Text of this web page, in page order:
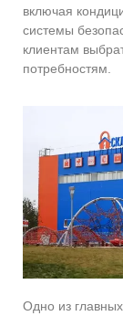
включая
системы
клиентам
потребностям.
Одно из